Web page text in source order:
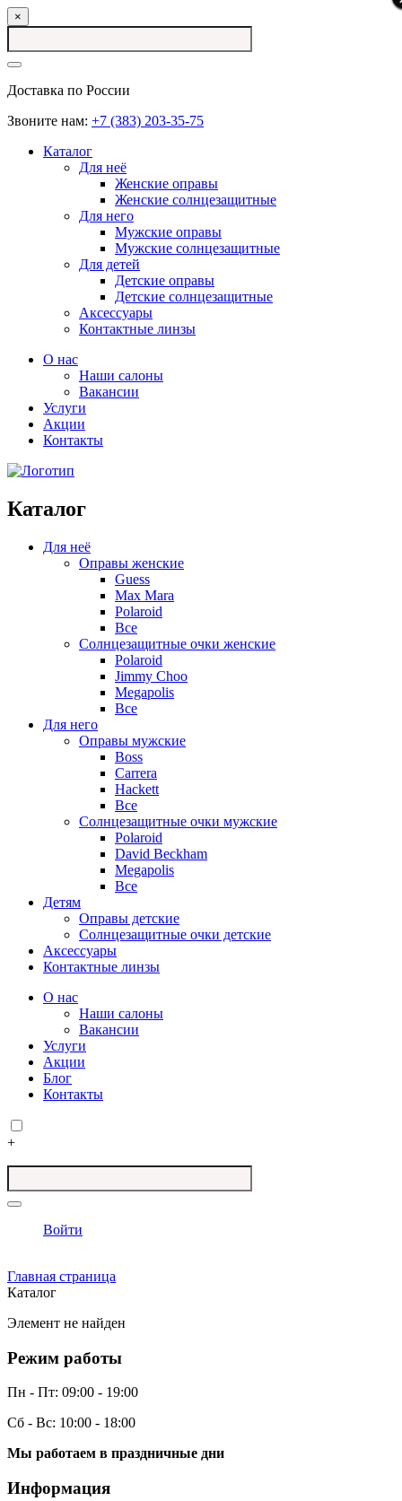
×
Доставка по России
Звоните нам: +7 (383) 203-35-75
Каталог
Для неё
Женские оправы
Женские солнцезащитные
Для него
Мужские оправы
Мужские солнцезащитные
Для детей
Детские оправы
Детские солнцезащитные
Аксессуары
Контактные линзы
О нас
Наши салоны
Вакансии
Услуги
Акции
Контакты
Каталог
Для неё
Оправы женские
Guess
Max Mara
Polaroid
Все
Солнцезащитные очки женские
Polaroid
Jimmy Choo
Megapolis
Все
Для него
Оправы мужские
Boss
Carrera
Hackett
Все
Солнцезащитные очки мужские
Polaroid
David Beckham
Megapolis
Все
Детям
Оправы детские
Солнцезащитные очки детские
Аксессуары
Контактные линзы
О нас
Наши салоны
Вакансии
Услуги
Акции
Блог
Контакты
+
Войти
Главная страница
Каталог
Элемент не найден
Режим работы
Пн - Пт: 09:00 - 19:00
Сб - Вс: 10:00 - 18:00
Мы работаем в праздничные дни
Информация